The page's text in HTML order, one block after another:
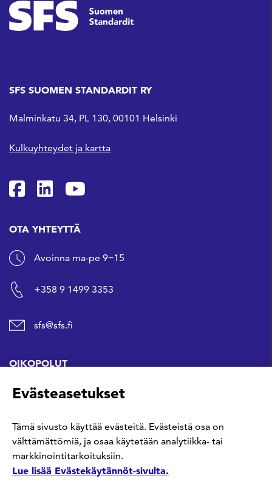
SFS SUOMEN STANDARDIT RY
Malminkatu 34, PL 130, 00101 Helsinki
Kulkuyhteydet ja kartta
SFS Facebookissa
SFS Linkedinissä
SFS Youtubessa
OTA YHTEYTTÄ
Avoinna ma-pe 9−15
+358 9 1499 3353
sfs@sfs.fi
OIKOPOLUT
Hanki standardi
Kommentoi tekeillä olevia standardeja
Evästeasetukset
Tämä sivusto käyttää evästeitä. Evästeistä osa on
välttämättömiä, ja osaa käytetään analytiikka- tai
markkinointitarkoituksiin.
Lue lisää Evästekäytännöt-sivulta.